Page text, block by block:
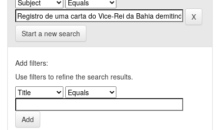
Start a new search
Add filters:
Use filters to refine the search results.